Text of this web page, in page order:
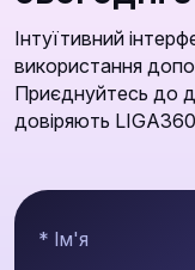
Інтуїтивний
використання
Приєднуйтесь до
довіряють
* Ім'я